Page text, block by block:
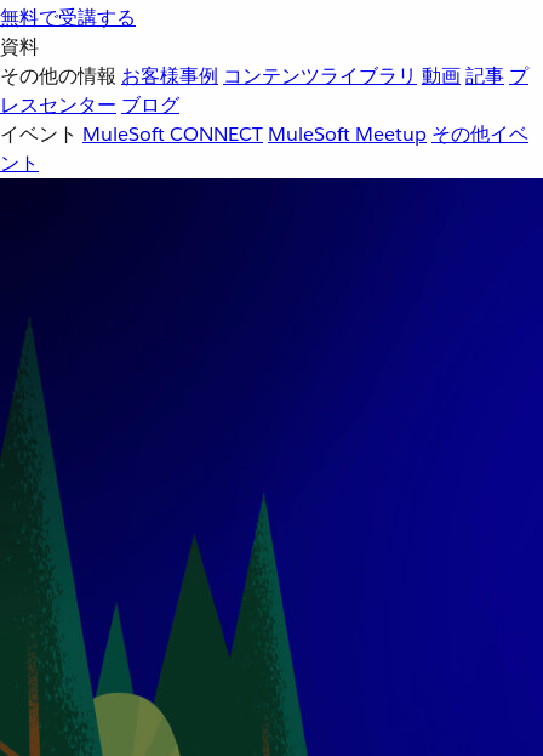
無料で受講する
資料
その他の情報 お客様事例 コンテンツライブラリ 動画記事 プ
レスセンター ブログ
イベント MuleSoft CONNECT MuleSoft Meetup その他イベ
ント